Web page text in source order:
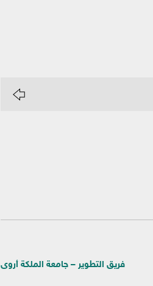
فريق التطوير – جامعة الملكة أروى